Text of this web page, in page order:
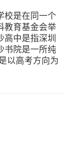
校是在同一个
教育基金会举
高中是指深圳
书院是一所纯
以高考方向为